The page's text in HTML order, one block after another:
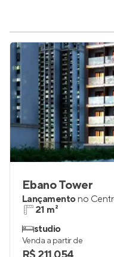
Ebano Tower
Lançamentono
21 m²
studio
Venda a partir de